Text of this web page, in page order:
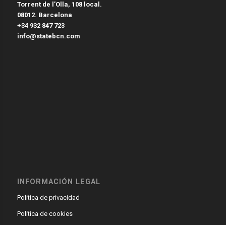
Torrent de l’Olla, 108 local.
08012. Barcelona
+34 932 847 723
info@statebcn.com
INFORMACIÓN LEGAL
Política de privacidad
Política de cookies